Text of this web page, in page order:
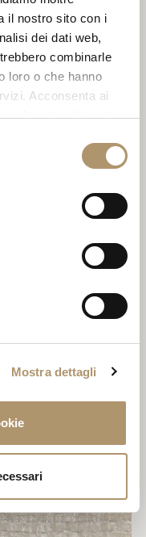
il nostro sito con i
dei dati web,
combinarle
loro o che hanno
Acconsenta ai
il nostro sito web.
Mostra dettagli